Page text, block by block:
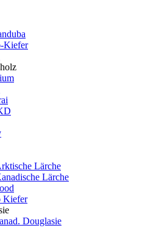
Kiefer
Lärche
Lärche
Kiefer
Douglasie